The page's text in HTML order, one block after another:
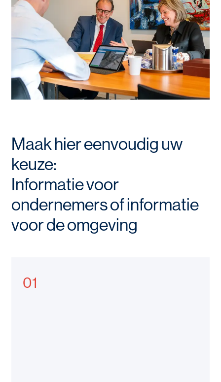
Maak hier eenvoudig uw
keuze:
Informatie voor
ondernemers of informatie
voor de omgeving
01